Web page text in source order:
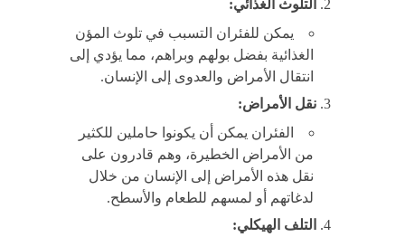
التلوث الغذائي:
يمكن للفئران التسبب في تلوث المؤن
الغذائية بفضل بولهم وبراهم، مما يؤدي إلى
انتقال الأمراض والعدوى إلى الإنسان.
نقل الأمراض:
الفئران يمكن أن يكونوا حاملين للكثير
من الأمراض الخطيرة، وهم قادرون على
نقل هذه الأمراض إلى الإنسان من خلال
لدغاتهم أو لمسهم للطعام والأسطح.
التلف الهيكلي: